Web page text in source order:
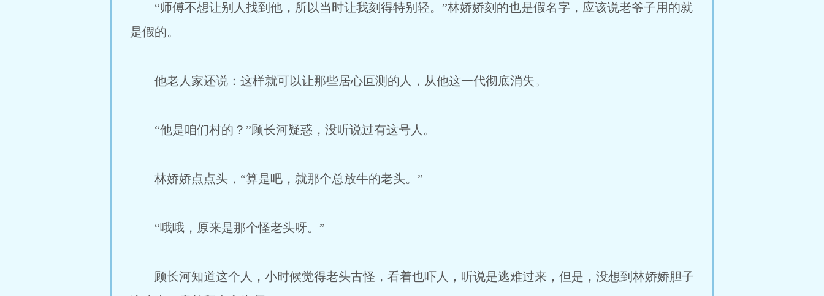
“师傅不想让别人找到他，所以当时让我刻得特别轻。”林娇娇刻的也是假名字，应该说老爷子用的就
是假的。
他老人家还说：这样就可以让那些居心叵测的人，从他这一代彻底消失。
“他是咱们村的？”顾长河疑惑，没听说过有这号人。
林娇娇点点头，“算是吧，就那个总放牛的老头。”
“哦哦，原来是那个怪老头呀。”
顾长河知道这个人，小时候觉得老头古怪，看着也吓人，听说是逃难过来，但是，没想到林娇娇胆子